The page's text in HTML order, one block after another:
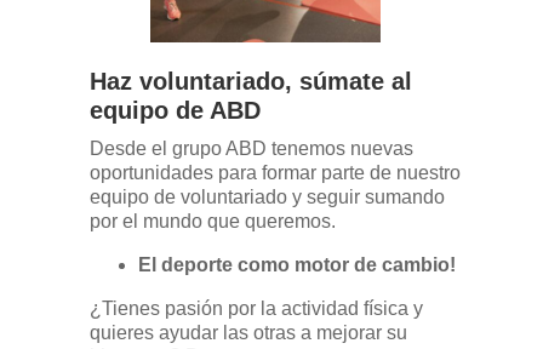
Haz voluntariado, súmate al
equipo de ABD
Desde el grupo ABD tenemos nuevas
oportunidades para formar parte de nuestro
equipo de voluntariado y seguir sumando
por el mundo que queremos.
El deporte como motor de cambio!
¿Tienes pasión por la actividad física y
quieres ayudar las otras a mejorar su